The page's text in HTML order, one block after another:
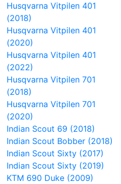
Husqvarna Vitpilen 401
(2018)
Husqvarna Vitpilen 401
(2020)
Husqvarna Vitpilen 401
(2022)
Husqvarna Vitpilen 701
(2018)
Husqvarna Vitpilen 701
(2020)
Indian Scout 69 (2018)
Indian Scout Bobber (2018)
Indian Scout Sixty (2017)
Indian Scout Sixty (2019)
KTM 690 Duke (2009)